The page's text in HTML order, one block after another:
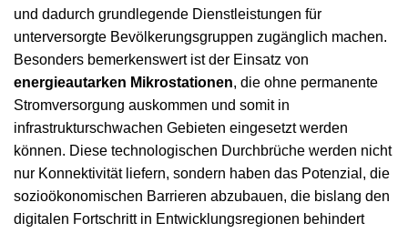
und dadurch grundlegende Dienstleistungen für
unterversorgte Bevölkerungsgruppen zugänglich machen.
Besonders bemerkenswert ist der Einsatz von
energieautarken Mikrostationen, die ohne permanente
Stromversorgung auskommen und somit in
infrastrukturschwachen Gebieten eingesetzt werden
können. Diese technologischen Durchbrüche werden nicht
nur Konnektivität liefern, sondern haben das Potenzial, die
sozioökonomischen Barrieren abzubauen, die bislang den
digitalen Fortschritt in Entwicklungsregionen behindert